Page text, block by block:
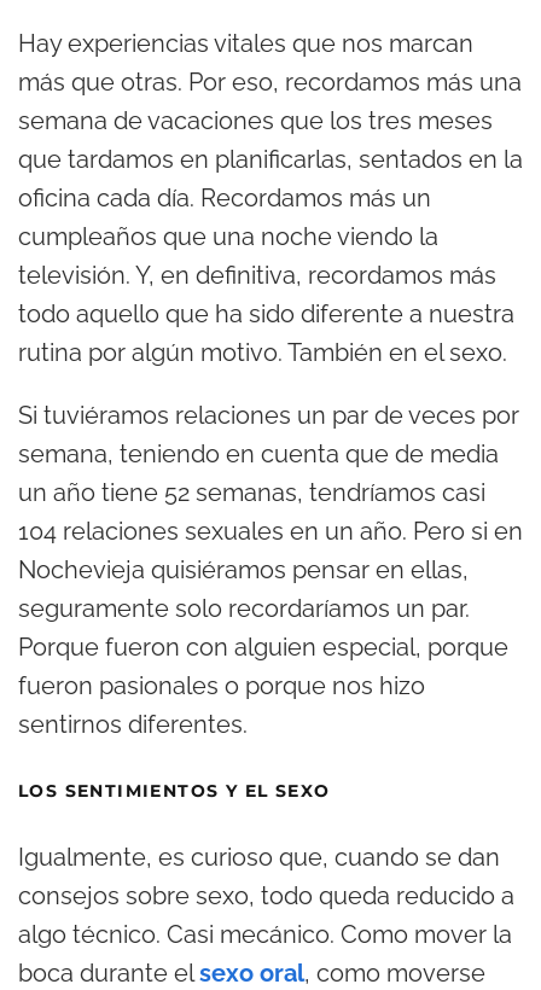
Hay experiencias vitales que nos marcan
más que otras. Por eso, recordamos más una
semana de vacaciones que los tres meses
que tardamos en planificarlas, sentados en la
oficina cada día. Recordamos más un
cumpleaños que una noche viendo la
televisión. Y, en definitiva, recordamos más
todo aquello que ha sido diferente a nuestra
rutina por algún motivo. También en el sexo.
Si tuviéramos relaciones un par de veces por
semana, teniendo en cuenta que de media
un año tiene 52 semanas, tendríamos casi
104 relaciones sexuales en un año. Pero si en
Nochevieja quisiéramos pensar en ellas,
seguramente solo recordaríamos un par.
Porque fueron con alguien especial, porque
fueron pasionales o porque nos hizo
sentirnos diferentes.
LOS SENTIMIENTOS Y EL SEXO
Igualmente, es curioso que, cuando se dan
consejos sobre sexo, todo queda reducido a
algo técnico. Casi mecánico. Como mover la
boca durante elsexo oral, como moverse